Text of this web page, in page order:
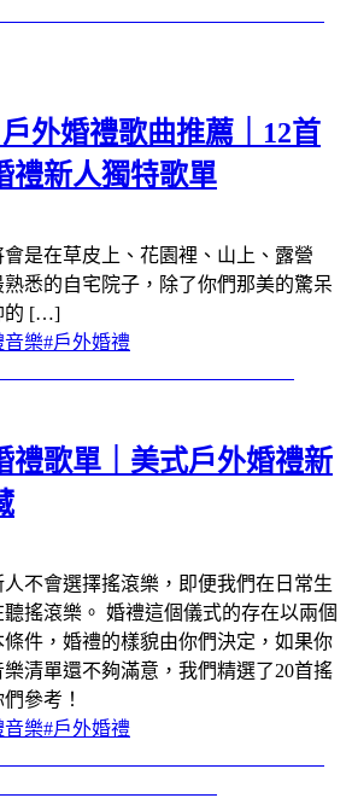
戶外婚禮歌曲推薦｜12首
禮新人獨特歌單
是在草皮上、花園裡、山上、露營
悉的自宅院子，除了你們那美的驚呆
的 […]
音樂#戶外婚禮
禮歌單｜美式戶外婚禮新
不會選擇搖滾樂，即便我們在日常生
搖滾樂。 婚禮這個儀式的存在以兩個
件，婚禮的樣貌由你們決定，如果你
清單還不夠滿意，我們精選了20首搖
參考！
音樂#戶外婚禮